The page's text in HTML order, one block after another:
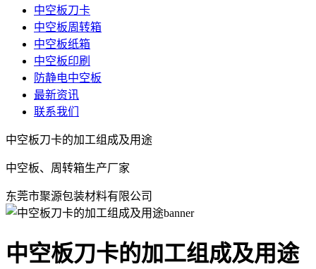
中空板刀卡
中空板周转箱
中空板纸箱
中空板印刷
防静电中空板
最新资讯
联系我们
中空板刀卡的加工组成及用途
中空板、周转箱生产厂家
东莞市聚源包装材料有限公司
中空板刀卡的加工组成及用途